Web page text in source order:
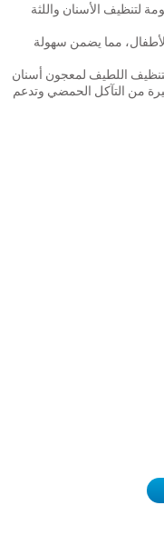
لتنظيف الأسنان واللثة
مما يضمن سهولة
اللطيف لمعجون أسنان
من التآكل الحمضي وتدعم